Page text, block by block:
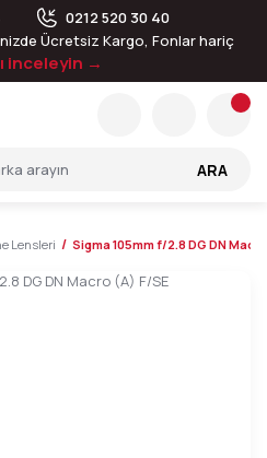
0212 520 30 40
Ücretsiz Kargo, Fonlar hariç
inceleyin →
ARA
Lensleri Sigma 105mm f/2.8 DG DN